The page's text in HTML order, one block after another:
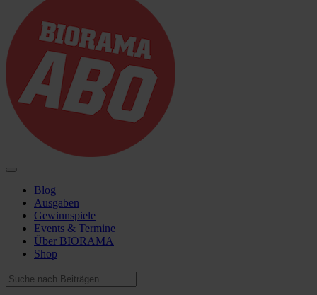
Blog
Ausgaben
Gewinnspiele
Events & Termine
Über BIORAMA
Shop